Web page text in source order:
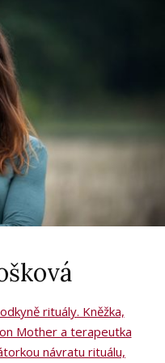
rituály. Kněžka,
Mother a terapeutka
návratu rituálu,